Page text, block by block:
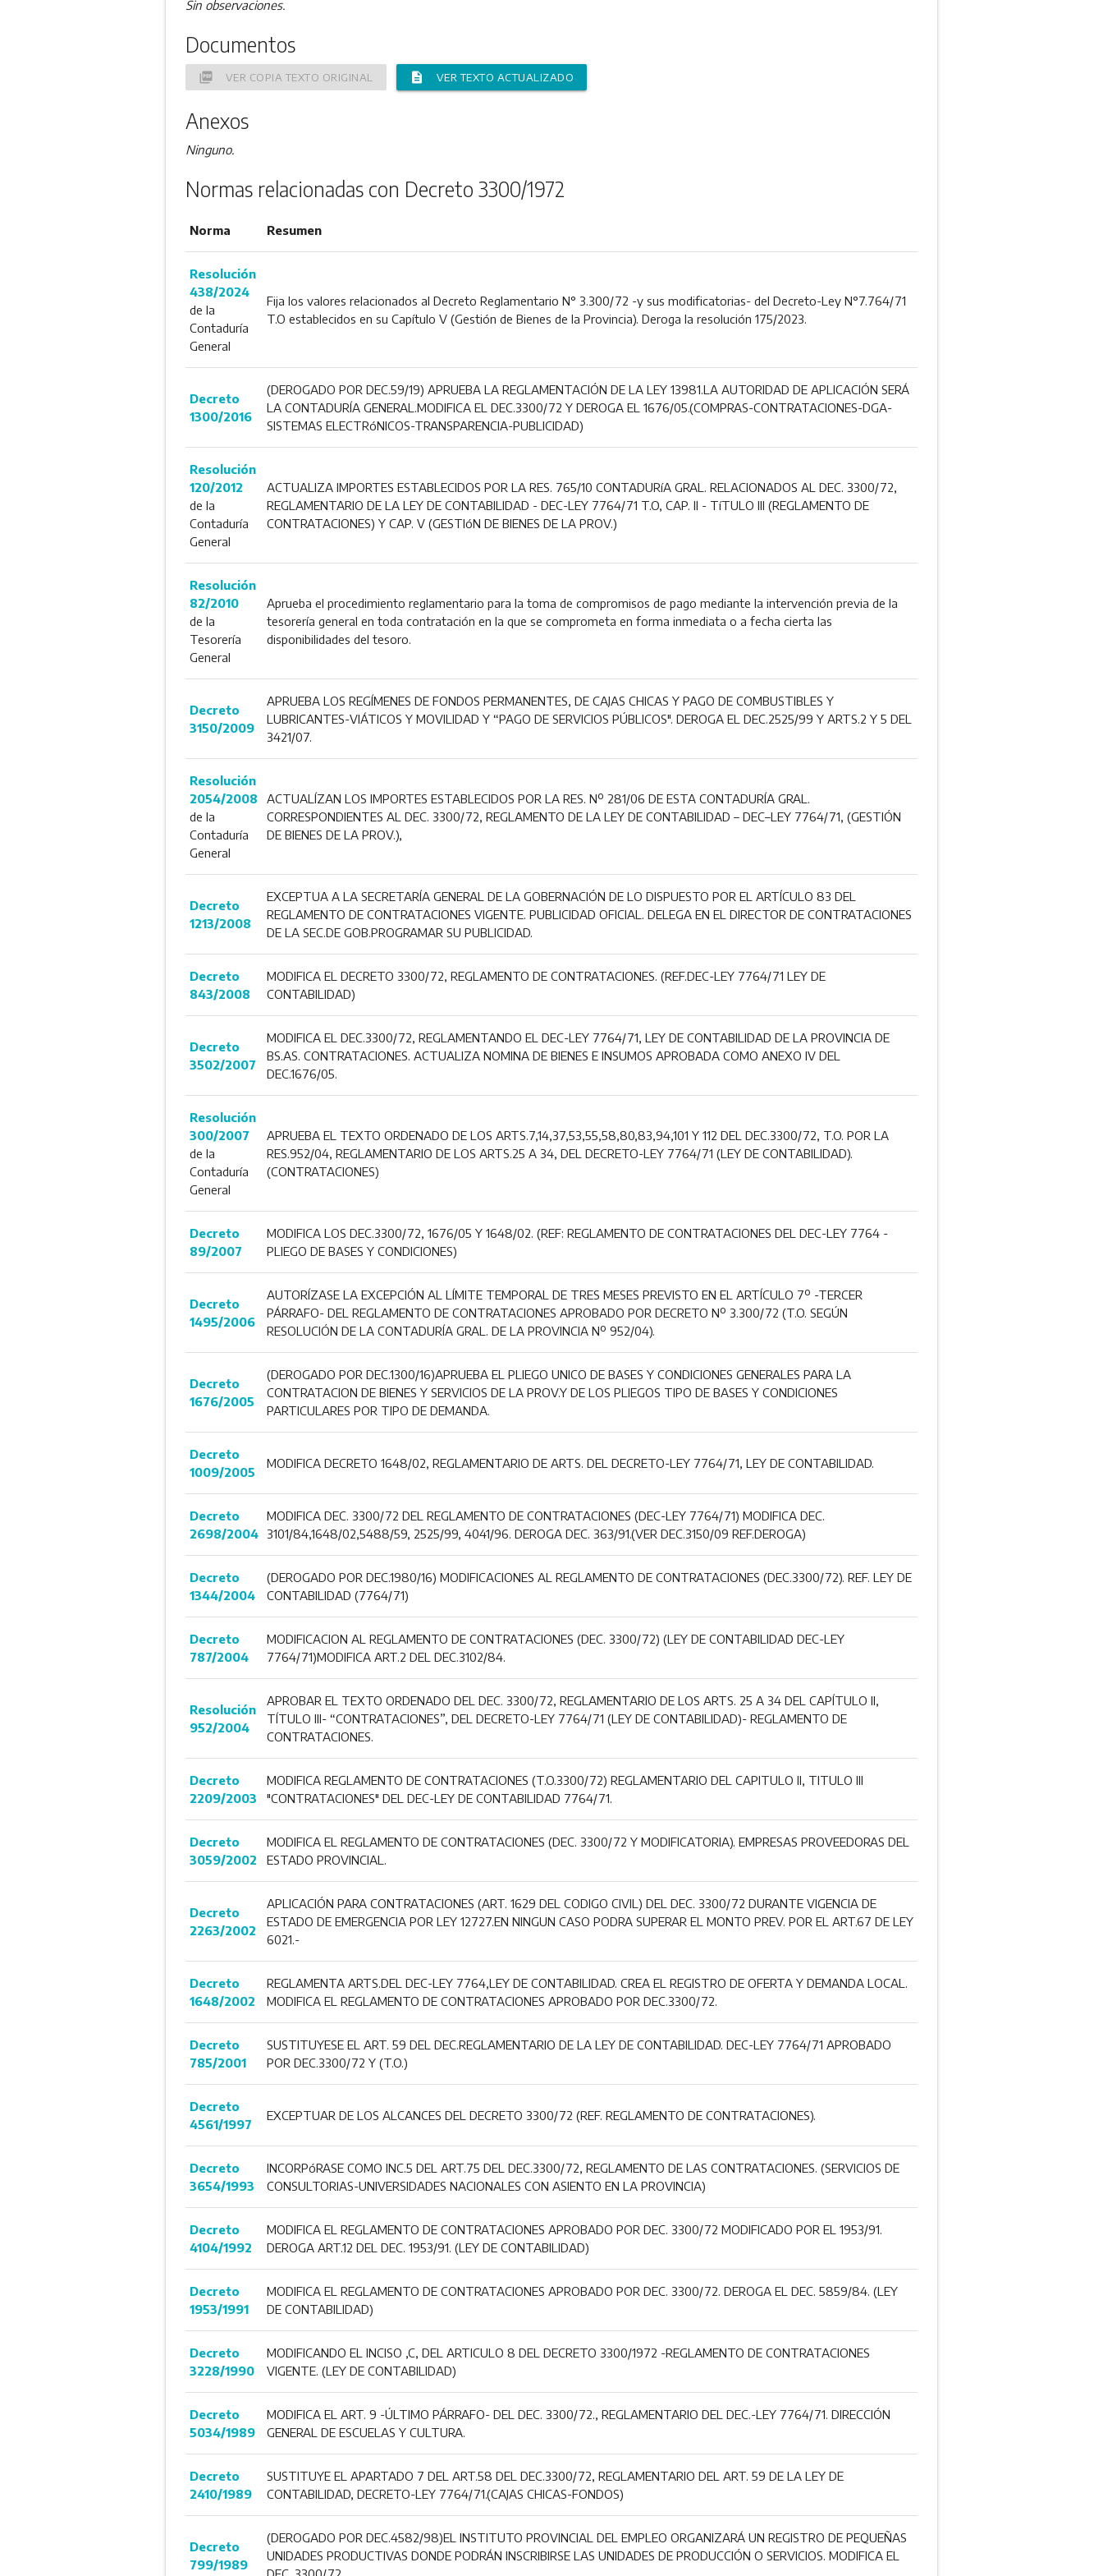
Sin observaciones.
Documentos
picture_as_pdf VER COPIA TEXTO ORIGINAL description VER TEXTO ACTUALIZADO
Anexos
Ninguno.
Normas relacionadas con Decreto 3300/1972
Norma Resumen
Resolución
438/2024
de la
Contaduría
General
Fija los valores relacionados al Decreto Reglamentario N° 3.300/72 -y sus modificatorias- del Decreto-Ley N°7.764/71
T.O establecidos en su Capítulo V (Gestión de Bienes de la Provincia). Deroga la resolución 175/2023.
Decreto
1300/2016
(DEROGADO POR DEC.59/19) APRUEBA LA REGLAMENTACIÓN DE LA LEY 13981.LA AUTORIDAD DE APLICACIÓN SERÁ
LA CONTADURÍA GENERAL.MODIFICA EL DEC.3300/72 Y DEROGA EL 1676/05.(COMPRAS-CONTRATACIONES-DGA-
SISTEMAS ELECTRóNICOS-TRANSPARENCIA-PUBLICIDAD)
Resolución
120/2012
de la
Contaduría
General
ACTUALIZA IMPORTES ESTABLECIDOS POR LA RES. 765/10 CONTADURíA GRAL. RELACIONADOS AL DEC. 3300/72,
REGLAMENTARIO DE LA LEY DE CONTABILIDAD - DEC-LEY 7764/71 T.O, CAP. II - TíTULO III (REGLAMENTO DE
CONTRATACIONES) Y CAP. V (GESTIóN DE BIENES DE LA PROV.)
Resolución
82/2010
de la
Tesorería
General
Aprueba el procedimiento reglamentario para la toma de compromisos de pago mediante la intervención previa de la
tesorería general en toda contratación en la que se comprometa en forma inmediata o a fecha cierta las
disponibilidades del tesoro.
Decreto
3150/2009
APRUEBA LOS REGÍMENES DE FONDOS PERMANENTES, DE CAJAS CHICAS Y PAGO DE COMBUSTIBLES Y
LUBRICANTES-VIÁTICOS Y MOVILIDAD Y “PAGO DE SERVICIOS PÚBLICOS". DEROGA EL DEC.2525/99 Y ARTS.2 Y 5 DEL
3421/07.
Resolución
2054/2008
de la
Contaduría
General
ACTUALÍZAN LOS IMPORTES ESTABLECIDOS POR LA RES. Nº 281/06 DE ESTA CONTADURÍA GRAL.
CORRESPONDIENTES AL DEC. 3300/72, REGLAMENTO DE LA LEY DE CONTABILIDAD – DEC–LEY 7764/71, (GESTIÓN
DE BIENES DE LA PROV.),
Decreto
1213/2008
EXCEPTUA A LA SECRETARÍA GENERAL DE LA GOBERNACIÓN DE LO DISPUESTO POR EL ARTÍCULO 83 DEL
REGLAMENTO DE CONTRATACIONES VIGENTE. PUBLICIDAD OFICIAL. DELEGA EN EL DIRECTOR DE CONTRATACIONES
DE LA SEC.DE GOB.PROGRAMAR SU PUBLICIDAD.
Decreto
843/2008
MODIFICA EL DECRETO 3300/72, REGLAMENTO DE CONTRATACIONES. (REF.DEC-LEY 7764/71 LEY DE
CONTABILIDAD)
Decreto
3502/2007
MODIFICA EL DEC.3300/72, REGLAMENTANDO EL DEC-LEY 7764/71, LEY DE CONTABILIDAD DE LA PROVINCIA DE
BS.AS. CONTRATACIONES. ACTUALIZA NOMINA DE BIENES E INSUMOS APROBADA COMO ANEXO IV DEL
DEC.1676/05.
Resolución
300/2007
de la
Contaduría
General
APRUEBA EL TEXTO ORDENADO DE LOS ARTS.7,14,37,53,55,58,80,83,94,101 Y 112 DEL DEC.3300/72, T.O. POR LA
RES.952/04, REGLAMENTARIO DE LOS ARTS.25 A 34, DEL DECRETO-LEY 7764/71 (LEY DE CONTABILIDAD).
(CONTRATACIONES)
Decreto
89/2007
MODIFICA LOS DEC.3300/72, 1676/05 Y 1648/02. (REF: REGLAMENTO DE CONTRATACIONES DEL DEC-LEY 7764 -
PLIEGO DE BASES Y CONDICIONES)
Decreto
1495/2006
AUTORÍZASE LA EXCEPCIÓN AL LÍMITE TEMPORAL DE TRES MESES PREVISTO EN EL ARTÍCULO 7º -TERCER
PÁRRAFO- DEL REGLAMENTO DE CONTRATACIONES APROBADO POR DECRETO Nº 3.300/72 (T.O. SEGÚN
RESOLUCIÓN DE LA CONTADURÍA GRAL. DE LA PROVINCIA Nº 952/04).
Decreto
1676/2005
(DEROGADO POR DEC.1300/16)APRUEBA EL PLIEGO UNICO DE BASES Y CONDICIONES GENERALES PARA LA
CONTRATACION DE BIENES Y SERVICIOS DE LA PROV.Y DE LOS PLIEGOS TIPO DE BASES Y CONDICIONES
PARTICULARES POR TIPO DE DEMANDA.
Decreto
1009/2005
MODIFICA DECRETO 1648/02, REGLAMENTARIO DE ARTS. DEL DECRETO-LEY 7764/71, LEY DE CONTABILIDAD.
Decreto
2698/2004
MODIFICA DEC. 3300/72 DEL REGLAMENTO DE CONTRATACIONES (DEC-LEY 7764/71) MODIFICA DEC.
3101/84,1648/02,5488/59, 2525/99, 4041/96. DEROGA DEC. 363/91.(VER DEC.3150/09 REF.DEROGA)
Decreto
1344/2004
(DEROGADO POR DEC.1980/16) MODIFICACIONES AL REGLAMENTO DE CONTRATACIONES (DEC.3300/72). REF. LEY DE
CONTABILIDAD (7764/71)
Decreto
787/2004
MODIFICACION AL REGLAMENTO DE CONTRATACIONES (DEC. 3300/72) (LEY DE CONTABILIDAD DEC-LEY
7764/71)MODIFICA ART.2 DEL DEC.3102/84.
Resolución
952/2004
APROBAR EL TEXTO ORDENADO DEL DEC. 3300/72, REGLAMENTARIO DE LOS ARTS. 25 A 34 DEL CAPÍTULO II,
TÍTULO III- “CONTRATACIONES”, DEL DECRETO-LEY 7764/71 (LEY DE CONTABILIDAD)- REGLAMENTO DE
CONTRATACIONES.
Decreto
2209/2003
MODIFICA REGLAMENTO DE CONTRATACIONES (T.O.3300/72) REGLAMENTARIO DEL CAPITULO II, TITULO III
"CONTRATACIONES" DEL DEC-LEY DE CONTABILIDAD 7764/71.
Decreto
3059/2002
MODIFICA EL REGLAMENTO DE CONTRATACIONES (DEC. 3300/72 Y MODIFICATORIA). EMPRESAS PROVEEDORAS DEL
ESTADO PROVINCIAL.
Decreto
2263/2002
APLICACIÓN PARA CONTRATACIONES (ART. 1629 DEL CODIGO CIVIL) DEL DEC. 3300/72 DURANTE VIGENCIA DE
ESTADO DE EMERGENCIA POR LEY 12727.EN NINGUN CASO PODRA SUPERAR EL MONTO PREV. POR EL ART.67 DE LEY
6021.-
Decreto
1648/2002
REGLAMENTA ARTS.DEL DEC-LEY 7764,LEY DE CONTABILIDAD. CREA EL REGISTRO DE OFERTA Y DEMANDA LOCAL.
MODIFICA EL REGLAMENTO DE CONTRATACIONES APROBADO POR DEC.3300/72.
Decreto
785/2001
SUSTITUYESE EL ART. 59 DEL DEC.REGLAMENTARIO DE LA LEY DE CONTABILIDAD. DEC-LEY 7764/71 APROBADO
POR DEC.3300/72 Y (T.O.)
Decreto
4561/1997
EXCEPTUAR DE LOS ALCANCES DEL DECRETO 3300/72 (REF. REGLAMENTO DE CONTRATACIONES).
Decreto
3654/1993
INCORPóRASE COMO INC.5 DEL ART.75 DEL DEC.3300/72, REGLAMENTO DE LAS CONTRATACIONES. (SERVICIOS DE
CONSULTORIAS-UNIVERSIDADES NACIONALES CON ASIENTO EN LA PROVINCIA)
Decreto
4104/1992
MODIFICA EL REGLAMENTO DE CONTRATACIONES APROBADO POR DEC. 3300/72 MODIFICADO POR EL 1953/91.
DEROGA ART.12 DEL DEC. 1953/91. (LEY DE CONTABILIDAD)
Decreto
1953/1991
MODIFICA EL REGLAMENTO DE CONTRATACIONES APROBADO POR DEC. 3300/72. DEROGA EL DEC. 5859/84. (LEY
DE CONTABILIDAD)
Decreto
3228/1990
MODIFICANDO EL INCISO ,C, DEL ARTICULO 8 DEL DECRETO 3300/1972 -REGLAMENTO DE CONTRATACIONES
VIGENTE. (LEY DE CONTABILIDAD)
Decreto
5034/1989
MODIFICA EL ART. 9 -ÚLTIMO PÁRRAFO- DEL DEC. 3300/72., REGLAMENTARIO DEL DEC.-LEY 7764/71. DIRECCIÓN
GENERAL DE ESCUELAS Y CULTURA.
Decreto
2410/1989
SUSTITUYE EL APARTADO 7 DEL ART.58 DEL DEC.3300/72, REGLAMENTARIO DEL ART. 59 DE LA LEY DE
CONTABILIDAD, DECRETO-LEY 7764/71.(CAJAS CHICAS-FONDOS)
Decreto
799/1989
(DEROGADO POR DEC.4582/98)EL INSTITUTO PROVINCIAL DEL EMPLEO ORGANIZARÁ UN REGISTRO DE PEQUEÑAS
UNIDADES PRODUCTIVAS DONDE PODRÁN INSCRIBIRSE LAS UNIDADES DE PRODUCCIÓN O SERVICIOS. MODIFICA EL